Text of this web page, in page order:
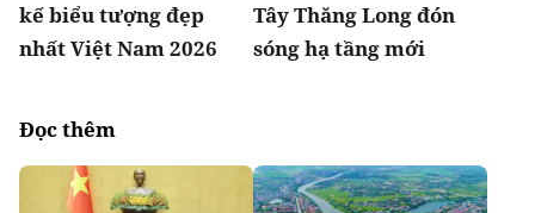
kế biểu tượng đẹp
nhất Việt Nam 2026
Tây Thăng Long đón
sóng hạ tầng mới
Đọc thêm